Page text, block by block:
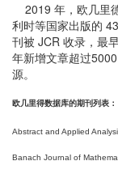
2019 年，欧几里
利时等国家出版的
刊被 JCR 收录，最
年新增文章超过
源。
欧几里得数据库的期刊列表：
Abstract and Applied
Banach Journal of